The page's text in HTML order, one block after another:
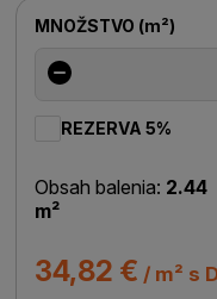
MNOŽSTVO (m²)
REZERVA 5%
Obsah balenia: 2.44
m²
34,82 € / m² s